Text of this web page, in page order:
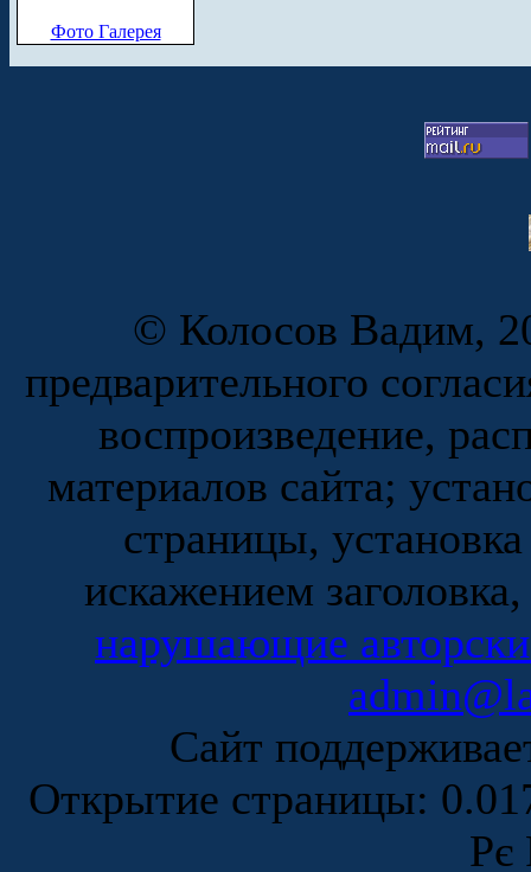
Фото Галерея
© Колосов Вадим,
предварительного
воспроизведение,
материалов сайта;
страницы,
искажением
нарушающие
Сайт
Открытие страницы:
Рє